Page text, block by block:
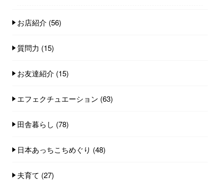
お店紹介 (56)
質問力 (15)
お友達紹介 (15)
エフェクチュエーション (63)
田舎暮らし (78)
日本あっちこちめぐり (48)
夫育て (27)